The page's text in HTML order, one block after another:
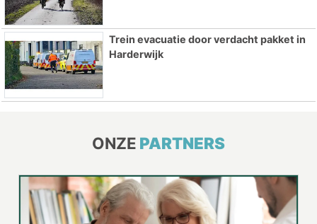
Trein evacuatie door verdacht pakket in
Harderwijk
ONZE PARTNERS